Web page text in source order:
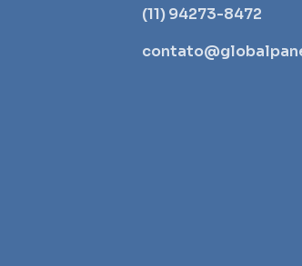
(11) 94273-8472